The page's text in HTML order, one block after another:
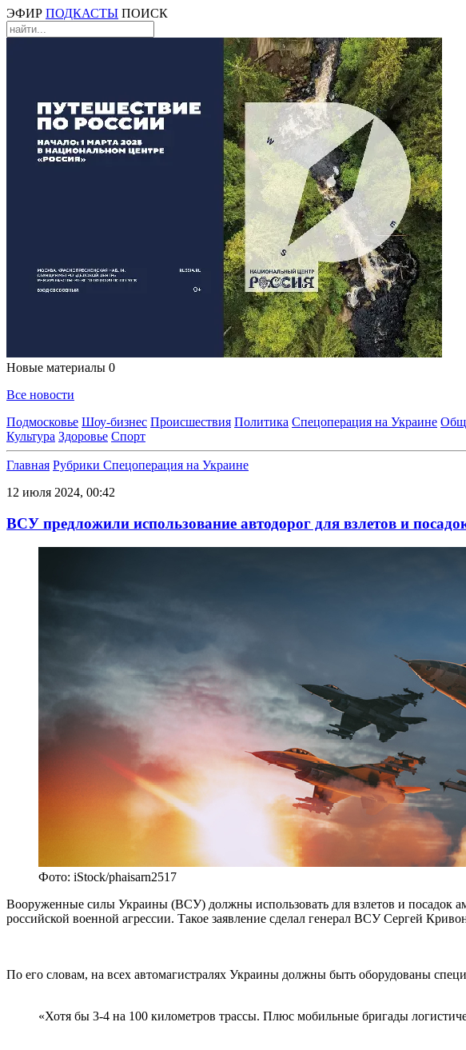
ЭФИР ПОДКАСТЫ ПОИСК
Новые материалы 0
Все новости
Подмосковье Шоу-бизнес Происшествия Политика Спецоперация на Украине
Культура Здоровье Спорт
Главная Рубрики Спецоперация на Украине
12 июля 2024, 00:42
ВСУ предложили использование автодорог для взлетов и
Фото: iStock/phaisarn2517
Вооруженные силы Украины (ВСУ) должны использовать для взлетов и посадок
российской военной агрессии. Такое заявление сделал генерал ВСУ Сергей
По его словам, на всех автомагистралях Украины должны быть оборудованы
«Хотя бы 3-4 на 100 километров трассы. Плюс мобильные бригады